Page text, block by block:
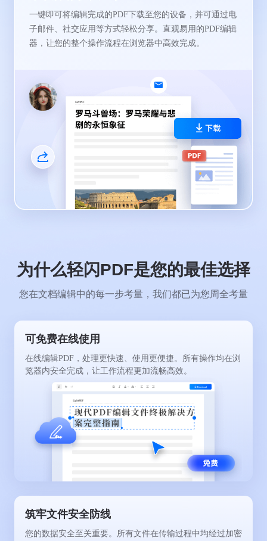
一键即可将编辑完成的PDF下载至您的设备，并可通过电
子邮件、社交应用等方式轻松分享。直观易用的PDF编辑
器，让您的整个操作流程在浏览器中高效完成。
为什么轻闪PDF是您的最佳选择
您在文档编辑中的每一步考量，我们都已为您周全考量
可免费在线使用
在线编辑PDF，处理更快速、使用更便捷。所有操作均在浏
览器内安全完成，让工作流程更加流畅高效。
筑牢文件安全防线
您的数据安全至关重要。所有文件在传输过程中均经过加密